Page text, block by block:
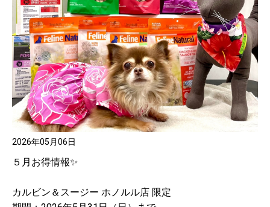
2026年05月06日
５月お得情報✨
カルビン＆スージー ホノルル店 限定